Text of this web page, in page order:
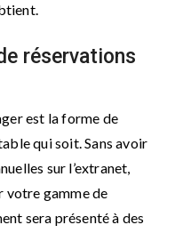
réservations
est la forme de
qui soit. Sans avoir
sur l’extranet,
votre gamme de
sera présenté à des